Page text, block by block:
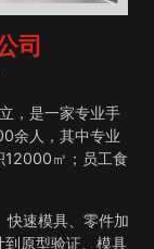
司
，是一家专业手
余人，其中专业
12000㎡；员工食
快速模具、零件加
原型验证、模具